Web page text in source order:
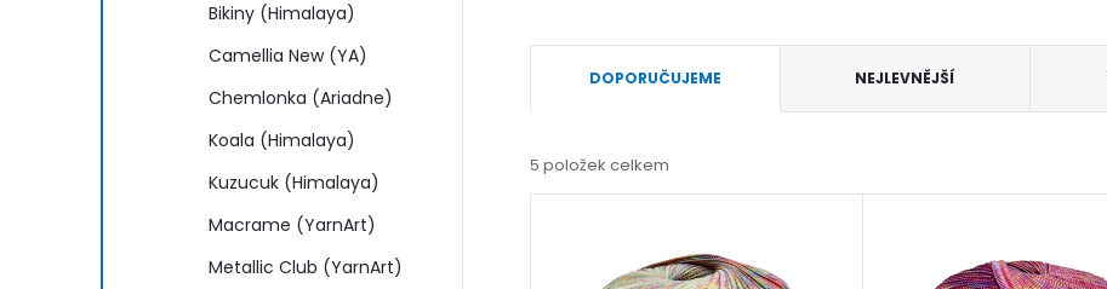
Bikiny (Himalaya)
Camellia New (YA)
Chemlonka (Ariadne)
Koala (Himalaya)
Kuzucuk (Himalaya)
Macrame (YarnArt)
Metallic Club (YarnArt)
a
z
DOPORUČUJEME NEJLEVNĚJŠÍ
5 položek celkem